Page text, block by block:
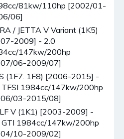
81kw/110hp [2002/01-
06]
/ JETTA V Variant (1K5)
2009] - 2.0
147kw/200hp
06-2009/07]
(1F7. 1F8) [2006-2015] -
TFSI 1984cc/147kw/200hp
03-2015/08]
V (1K1) [2003-2009] -
GTI 1984cc/147kw/200hp
10-2009/02]